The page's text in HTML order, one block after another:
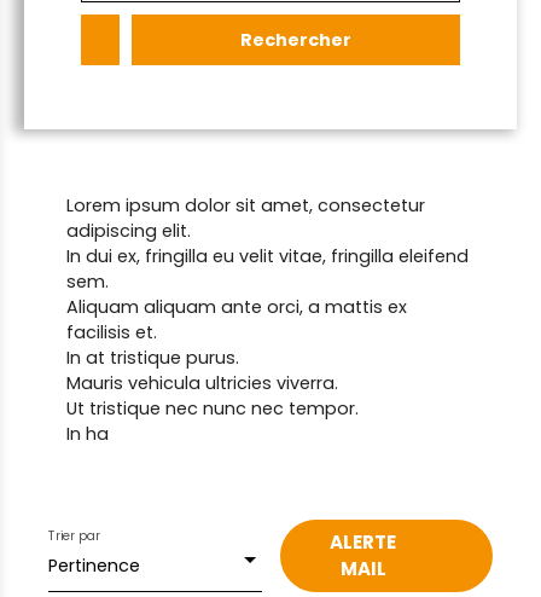
Rechercher
Lorem ipsum dolor sit amet, consectetur
adipiscing elit.
In dui ex, fringilla eu velit vitae, fringilla eleifend
sem.
Aliquam aliquam ante orci, a mattis ex
facilisis et.
In at tristique purus.
Mauris vehicula ultricies viverra.
Ut tristique nec nunc nec tempor.
In ha
Pertinence
Trier par
ALERTE
MAIL